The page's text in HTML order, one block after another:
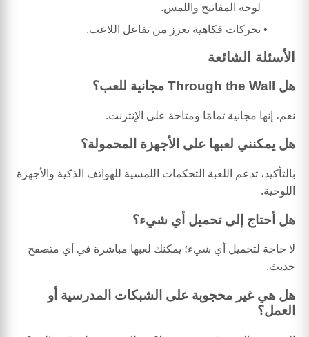
لوحة المفاتيح واللمس.
تحركات فكاهية تعزز من تفاعل اللاعب.
الأسئلة الشائعة
هل Through the Wall مجانية للعب؟
نعم، إنها مجانية تمامًا ومتاحة على الإنترنت.
هل يمكنني لعبها على الأجهزة المحمولة؟
بالتأكيد، تدعم اللعبة التحكمات اللمسية للهواتف الذكية والأجهزة
اللوحية.
هل أحتاج إلى تحميل أي شيء؟
لا حاجة لتحميل أي شيء؛ يمكنك لعبها مباشرة في أي متصفح
حديث.
هل هي غير محجوبة على الشبكات المدرسية أو
العمل؟